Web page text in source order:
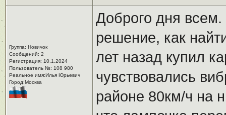
Группа: Новичок
Сообщений: 2
Регистрация: 10.1.2024
Пользователь №: 108 980
Реальное имя:Илья Юрьевич
Город:Москва
Доброго дня всем.
решение, как
лет назад купил
чувствовались
районе 80км/ч на